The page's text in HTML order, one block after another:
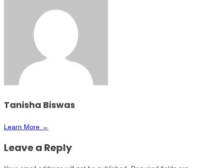
Tanisha Biswas
Learn More →
Leave a Reply